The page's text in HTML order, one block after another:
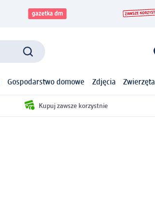
Gospodarstwo domowe Zdjęcia Zwierzęta
Kupuj zawsze korzystnie